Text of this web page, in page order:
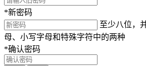
*新密码
至少八位，
母、小写字母和特殊字符中的两种
*确认密码